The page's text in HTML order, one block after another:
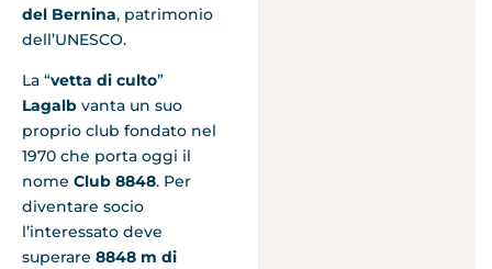
del Bernina, patrimonio
dell’UNESCO.
La “vetta di culto”
Lagalb vanta un suo
proprio club fondato nel
1970 che porta oggi il
nome Club 8848. Per
diventare socio
l’interessato deve
superare 8848 m di